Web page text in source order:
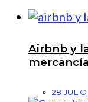
Airbnb y
28